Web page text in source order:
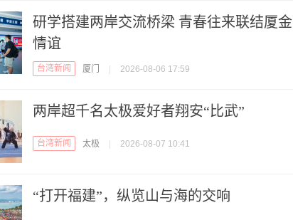
研学搭建两岸交流桥梁 青春往来联结厦金
情谊
台湾新闻 厦门 2026-08-06 17:59
两岸超千名太极爱好者翔安“比武”
台湾新闻 太极 2026-08-07 10:41
“打开福建”，纵览山与海的交响